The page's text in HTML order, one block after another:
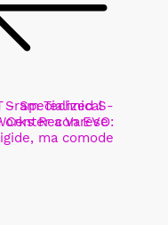
Technical
Center a Varese
- Specialized S-
Recon EVO:
ma comode